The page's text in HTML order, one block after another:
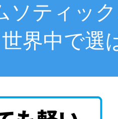
ソティッ
世界中で選